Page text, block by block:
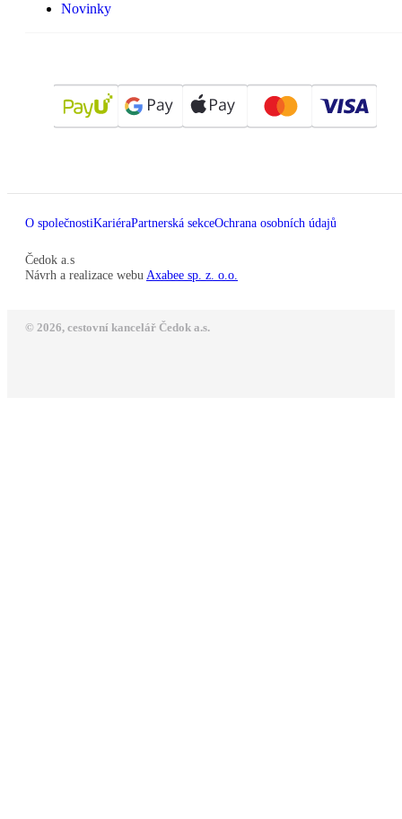
Novinky
O společnostiKariéraPartnerská sekceOchrana osobních údajů
Čedok a.s
Návrh a realizace webu Axabee sp. z. o.o.
© 2026, cestovní kancelář Čedok a.s.